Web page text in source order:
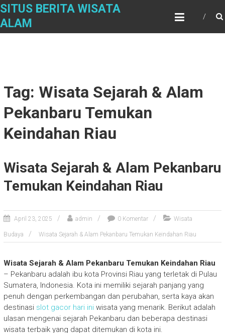
Skip
content
SITUS BERITA WISATA
ALAM
Tag: Wisata Sejarah & Alam
Pekanbaru Temukan
Keindahan Riau
Wisata Sejarah & Alam Pekanbaru
Temukan Keindahan Riau
April 23, 2025 admin 0 Komentar Wisata
Budaya Wisata Sejarah & Alam Pekanbaru Temukan Keindahan Riau
Wisata Sejarah & Alam Pekanbaru Temukan Keindahan Riau
– Pekanbaru adalah ibu kota Provinsi Riau yang terletak di Pulau
Sumatera, Indonesia. Kota ini memiliki sejarah panjang yang
penuh dengan perkembangan dan perubahan, serta kaya akan
destinasi slot gacor hari iniwisata yang menarik. Berikut adalah
ulasan mengenai sejarah Pekanbaru dan beberapa destinasi
wisata terbaik yang dapat ditemukan di kota ini.